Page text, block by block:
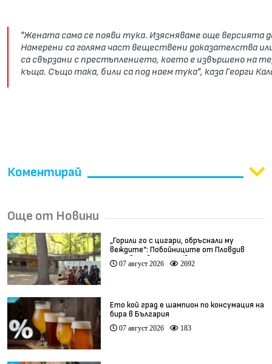
"Жената сама се появи тука. Изясняваме още версията
Намерени са голяма част веществени доказателства
са свързани с престъплението, което е извършено на
къща. Също така, били са под наем тука", каза Георги
Коментирай
Още от Новини
„Горили го с цигари, обръснали му
веждите“: Побойниците от Пловдив
остават в ареста (видео)
07 август 2026 2692
Ето кой град е шампион по консумация на
бира в България
07 август 2026 183